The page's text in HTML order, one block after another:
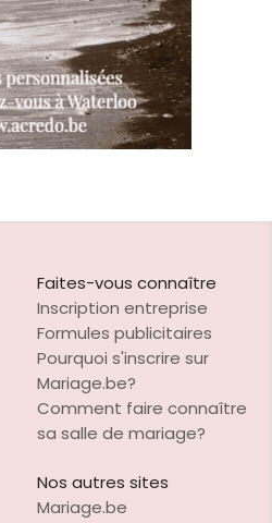
Faites-vous connaître
Inscription entreprise
Formules publicitaires
Pourquoi s'inscrire sur
Mariage.be?
Comment faire connaître
sa salle de mariage?
Nos autres sites
Mariage.be